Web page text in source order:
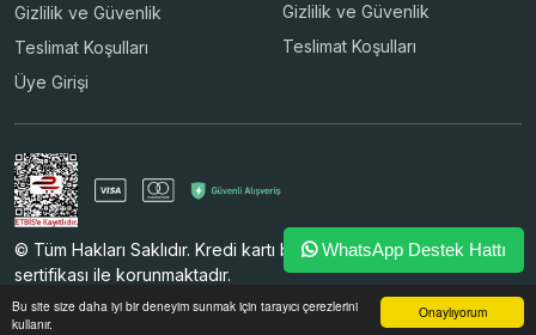
Onaylıyorum
Bu site size daha iyi bir deneyim sunmak için tarayıcı çerezlerini
kullanır.
Gizlilik ve Güvenlik
Teslimat Koşulları
Üye Girişi
Gizlilik ve Güvenlik
Teslimat Koşulları
© Tüm Hakları Saklıdır. Kredi kartı bilgileriniz 256bit SSL
sertifikası ile korunmaktadır.
WhatsApp Destek Hattı